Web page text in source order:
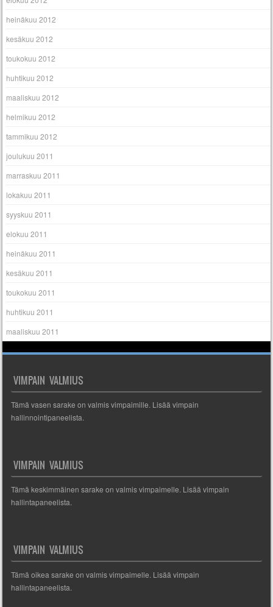
heinäkuu 2012
kesäkuu 2012
toukokuu 2012
huhtikuu 2012
maaliskuu 2012
helmikuu 2012
tammikuu 2012
joulukuu 2011
marraskuu 2011
lokakuu 2011
syyskuu 2011
elokuu 2011
heinäkuu 2011
kesäkuu 2011
toukokuu 2011
huhtikuu 2011
maaliskuu 2011
VIMPAIN VALMIUS
Tämä vasen sarake on valmis vimpaimille. Lisää vimpain
hallinnointipaneelista.
VIMPAIN VALMIUS
Tämä keskimmäinen sarake on valmis vimpaimelle. Lisää vimpain
hallintapaneelista.
VIMPAIN VALMIUS
Tämä oikea sarake on valmis vimpaimelle. Lisää vimpain
hallintapaneelista.